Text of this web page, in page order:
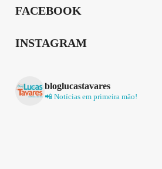
FACEBOOK
INSTAGRAM
bloglucastavares
📲 Notícias em primeira mão!